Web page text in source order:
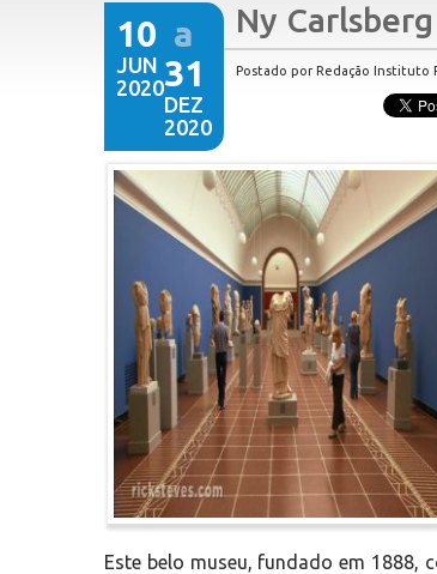
10
JUN
2020
a
31
DEZ
2020
Ny
Postado por Redação Instituto
Este belo museu, fundado em 1888,